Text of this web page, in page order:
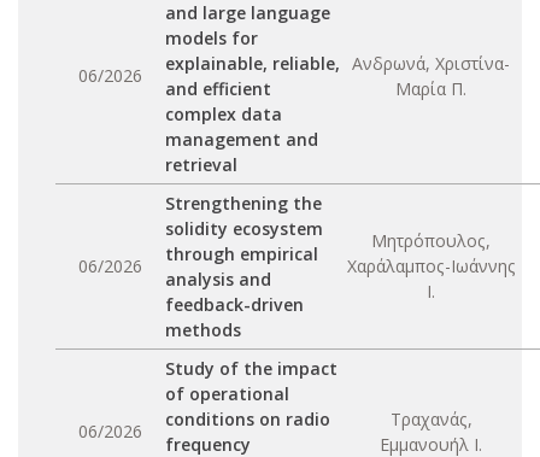
06/2026
and large language
models for
explainable, reliable,
and efficient
complex data
management and
retrieval
Ανδρωνά, Χριστίνα-
Μαρία Π.
06/2026
Strengthening the
solidity ecosystem
through empirical
analysis and
feedback-driven
methods
Μητρόπουλος,
Χαράλαμπος-Ιωάννης
Ι.
06/2026
Study of the impact
of operational
conditions on radio
frequency
Τραχανάς,
Εμμανουήλ Ι.